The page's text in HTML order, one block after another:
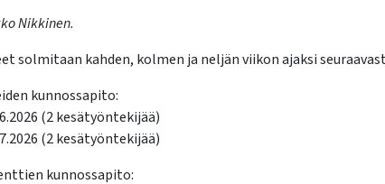
Nikkinen.
solmitaan kahden, kolmen ja neljän viikon ajaksi
kunnossapito:
(2 kesätyöntekijää)
(2 kesätyöntekijää)
kunnossapito: